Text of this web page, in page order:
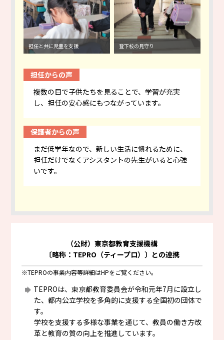
担任と共に児童を支援 登下校の見守り
担任からの声
複数の目で子供たちを見ることで、学習が充実
し、担任の安心感にもつながっています。
保護者からの声
まだ低学年なので、新しい生活に慣れるために、
担任だけでなくアシスタントの先生がいると心強
いです。
（公財）東京都教育支援機構
〔略称：TEPRO（ティープロ）〕との連携
※TEPROの事業内容等詳細はHPをご覧ください。
TEPROは、東京都教育委員会が令和元年7月に設立し
た、都内公立学校を多角的に支援する全国初の団体で
す。
学校を支援する多様な事業を通じて、教員の働き方改
革と教育の質の向上を推進しています。